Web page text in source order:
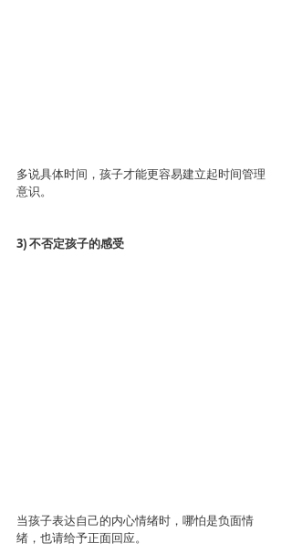
多说具体时间，孩子才能更容易建立起时间管理
意识。
3) 不否定孩子的感受
当孩子表达自己的内心情绪时，哪怕是负面情
绪，也请给予正面回应。